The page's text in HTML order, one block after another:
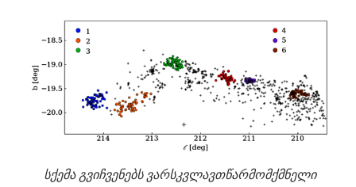
სქემა გვიჩვენებს ვარსკვლავთწარმომქმნელი